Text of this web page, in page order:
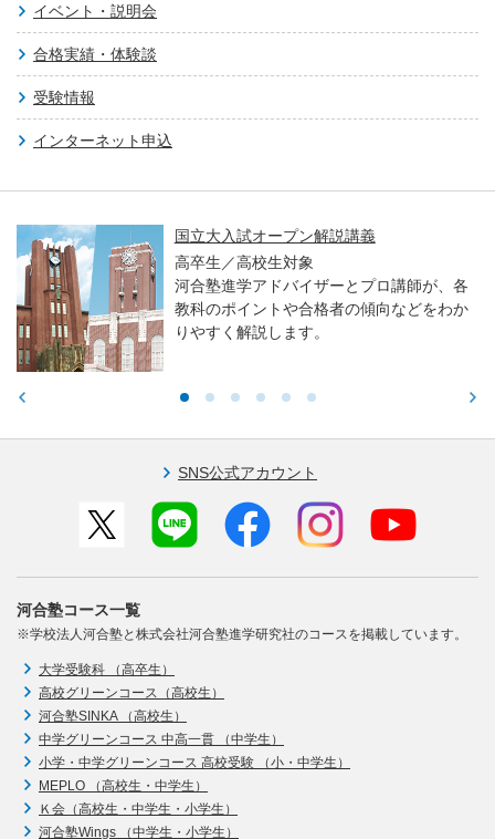
イベント・説明会
合格実績・体験談
受験情報
インターネット申込
国立大入試オープン解説講義
高卒生／高校生対象
河合塾進学アドバイザーとプロ講師が、各
教科のポイントや合格者の傾向などをわか
りやすく解説します。
SNS公式アカウント
河合塾コース一覧
※学校法人河合塾と株式会社河合塾進学研究社のコースを掲載しています。
大学受験科 （高卒生）
高校グリーンコース（高校生）
河合塾SINKA （高校生）
中学グリーンコース 中高一貫 （中学生）
小学・中学グリーンコース 高校受験 （小・中学生）
MEPLO （高校生・中学生）
Ｋ会（高校生・中学生・小学生）
河合塾Wings （中学生・小学生）